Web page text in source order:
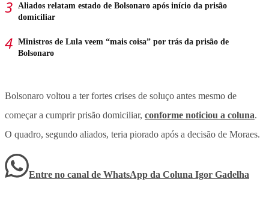
Aliados relatam estado de Bolsonaro após início da prisão
domiciliar
Ministros de Lula veem “mais coisa” por trás da prisão de
Bolsonaro
Bolsonaro voltou a ter fortes crises de soluço antes mesmo de
começar a cumprir prisão domiciliar, conforme noticiou a coluna.
O quadro, segundo aliados, teria piorado após a decisão de Moraes.
Entre no canal de WhatsApp da Coluna Igor Gadelha